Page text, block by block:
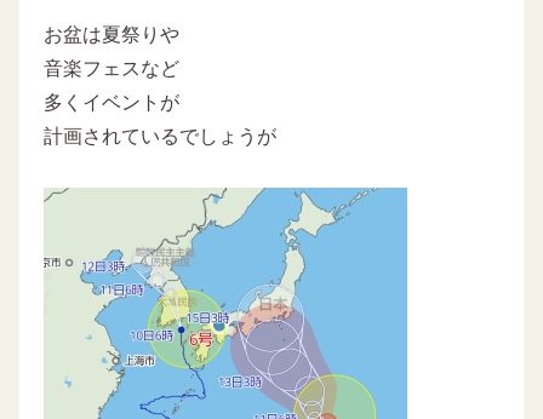
お盆は夏祭りや
音楽フェスなど
多くイベントが
計画されているでしょうが